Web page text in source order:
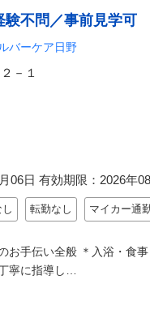
不問／事前見学可
バーケア日野
－１
06日 有効期限： 2026年
転勤なし マイカー通
お手伝い全般 ＊入浴・食
寧に指導し…